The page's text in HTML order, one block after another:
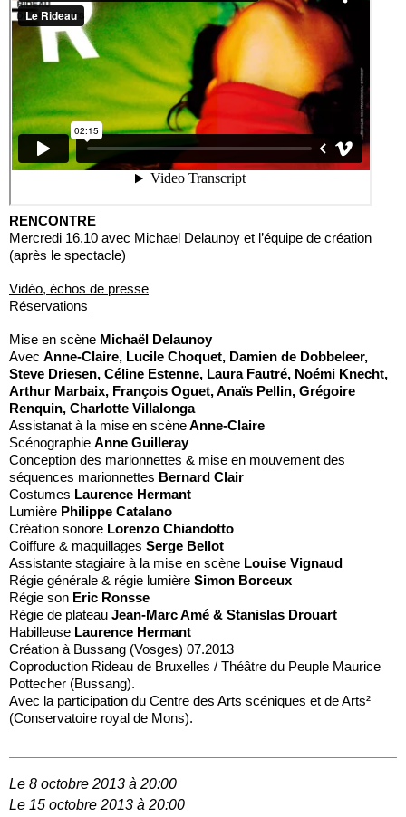
RENCONTRE
Mercredi 16.10 avec Michael Delaunoy et l’équipe de création
(après le spectacle)
Vidéo, échos de presse
Réservations
Mise en scène Michaël Delaunoy
Avec Anne-Claire, Lucile Choquet, Damien de Dobbeleer,
Steve Driesen, Céline Estenne, Laura Fautré, Noémi Knecht,
Arthur Marbaix, François Oguet, Anaïs Pellin, Grégoire
Renquin, Charlotte Villalonga
Assistanat à la mise en scèneAnne-Claire
Scénographie Anne Guilleray
Conception des marionnettes & mise en mouvement des
séquences marionnettes Bernard Clair
Costumes Laurence Hermant
Lumière Philippe Catalano
Création sonore Lorenzo Chiandotto
Coiffure & maquillages Serge Bellot
Assistante stagiaire à la mise en scène Louise Vignaud
Régie générale & régie lumière Simon Borceux
Régie son Eric Ronsse
Régie de plateau Jean-Marc Amé & Stanislas Drouart
Habilleuse Laurence Hermant
Création à Bussang (Vosges) 07.2013
Coproduction Rideau de Bruxelles / Théâtre du Peuple Maurice
Pottecher (Bussang).
Avec la participation du Centre des Arts scéniques et de Arts²
(Conservatoire royal de Mons).
Le 8 octobre 2013 à 20:00
Le 15 octobre 2013 à 20:00